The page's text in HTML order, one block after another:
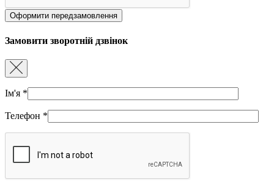
Замовити зворотній дзвінок
Ім'я *
Телефон *